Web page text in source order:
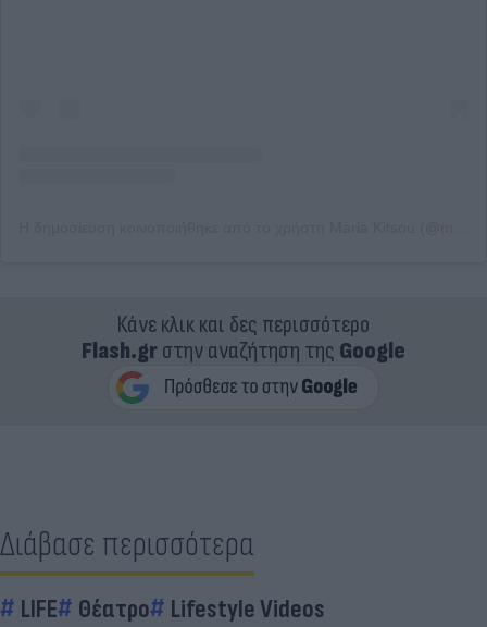
Κάνε κλικ και δες περισσότερο
Flash.grστην αναζήτηση της Google
Διάβασε περισσότερα
LIFE Θέατρο Lifestyle Videos